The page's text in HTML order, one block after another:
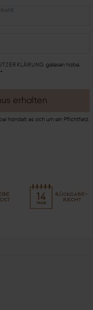
gelesen habe.
erhalten
handelt es sich um ein Pflichtfeld.